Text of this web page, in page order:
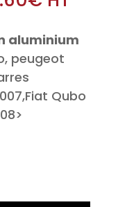
aluminium
peugeot
Qubo